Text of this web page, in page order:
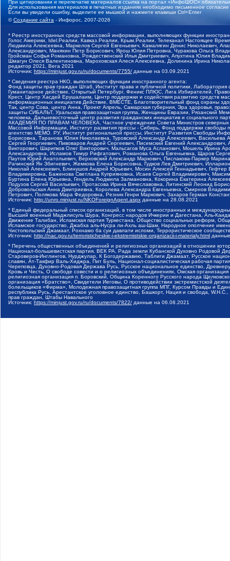
При цитировании и перепечатке материалов ссылка на портал «ИнфоШОС»
Для использования материалов в печатных изданиях необходимо письменное
Если вы увидели ошибку, выделите ее мышкой и нажмите клавиши Ctrl+Enter
©Создание сайта - Инфорос, 2007-2026
* Реестр иностранных средств массовой информации, выполняющих функции
Голос Америки, Idel.Реалии, Кавказ.Реалии, Крым.Реалии, Телеканал Настоящее
Людмила Алексеевна, Маркелов Сергей Евгеньевич, Камалягин Денис Николаевич,
Александрович, Маняхин Петр Борисович, Ярош Юлия Петровна, Чуракова Ольга
Гройсман Софья Романовна, Рождественский Илья Дмитриевич, Апухтина Юлия
Шмагун Олеся Валентиновна, Мароховская Алеся Алексеевна, Долинина Ирина
редактор 2021, Вега 2021
Источник: https://minjust.gov.ru/ru/documents/7755/ данные на 03.09.2021
* Сведения реестра НКО, выполняющих функции иностранного агента:
Фонд защиты прав граждан Штаб, Институт права и публичной политики,
Гуманитарное действие, Открытый Петербург, Феникс ПЛЮС, Лига Избирателей,
Крест, Центр Хасдей Ерушалаим, Центр поддержки и содействия развитию средств
информационных инициатив Действие, ВМЕСТЕ, Благотворительный фонд охраны
Так, центр Сова, центр Анна, Проект Апрель, Самарская губерния, Эра здоровья,
защиты СИБАЛЬТ, Уральская правозащитная группа, Женщины Евразии, Рязанский
человека, Дальневосточный центр развития гражданских инициатив и социального
АКАДЕМИЯ ПО ПРАВАМ ЧЕЛОВЕКА, Частное учреждение Совета Министров северных
Массовой Информации, Институт развития прессы - Сибирь, Фонд поддержки
агентство МЕМО. РУ, Институт региональной прессы, Институт Развития Свободы
Борисовна, Таранова Юлия Николаевна, Туровский Александр Алексеевич,
Сергей Георгиевич, Пивоваров Андрей Сергеевич, Писемский Евгений
Викторович, Шарипков Олег Викторович, Мальсагов Муса Асланович, Мошель Ирина
Александровна, Исламов Тимур Рифгатович, Романова Ольга Евгеньевна, Щаров
Паутов Юрий Анатольевич, Верховский Александр Маркович, Пислакова-Паркер
Рачинский Ян Збигневич, Жемкова Елена Борисовна, Гудков Лев Дмитриевич,
Николай Алексеевич, Блинушов Андрей Юрьевич, Мосин Алексей Геннадьевич,
Владимировна, Баженова Светлана Куприяновна, Исаев Сергей Владимирович,
Буртина Елена Юрьевна, Гендель Людмила Залмановна, Кокорина Екатерина
Подузов Сергей Васильевич, Протасова Ирина Вячеславовна, Литинский Леонид
Добровольская Анна Дмитриевна, Королева Александра Евгеньевна, Смирнов
Петрович, Полякова Мара Федоровна, Резник Генри Маркович, Захаров Герман
Источник: http://unro.minjust.ru/NKOForeignAgent.aspx данные на 28.08.2021
* Единый федеральный список организаций, в том числе иностранных и
Высший военный Маджлисуль Шура, Конгресс народов Ичкерии и Дагестана, Аль-
Движение Талибан, Исламская партия Туркестана, Общество социальных реформ,
Исламское государство, Джабха аль-Нусра ли-Ахль аш-Шам, Народное ополчение
Чистопольский Джамаат, Рохнамо ба суи давлати исломи, Террористическое
Источник: http://nac.gov.ru/terroristicheskie-i-ekstremistskie-organizacii-i-materialy.html
* Перечень общественных объединений и религиозных организаций в отношении
Национал-большевистская партия, ВЕК РА, Рада земли Кубанской Духовно Родовой
Староверов-Инглингов, Нурджулар, К Богодержавию, Таблиги Джамаат, Русское
славян, Ат-Такфир Валь-Хиджра, Пит Буль, Национал-социалистическая рабочая
Череповца, Духовно-Родовая Держава Русь, Русское национальное единство,
Кровь и Честь, О свободе совести и о религиозных объединениях, Омская
религиозная организация п. Боровский, Община Коренного Русского народа
организация «Братство», Свидетели Иеговы, О противодействии экстремистской
болельщиков «Фирма», Молодежная правозащитная группа МПГ, Курсом Правды и
республика Русь, Арестантское уголовное единство, Башкорт, Нация и свобода,
прав граждан, Штабы Навального
Источник: https://minjust.gov.ru/ru/documents/7822/ данные на 06.08.2021